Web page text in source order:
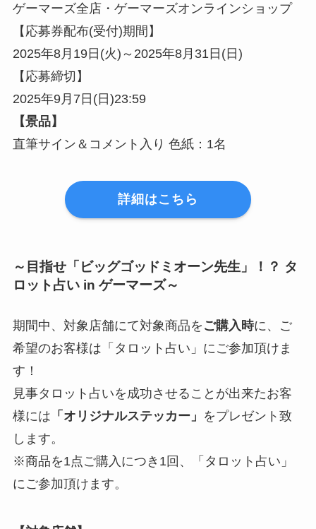
ゲーマーズ全店・ゲーマーズオンラインショップ
【応募券配布(受付)期間】
2025年8月19日(火)～2025年8月31日(日)
【応募締切】
2025年9月7日(日)23:59
【景品】
直筆サイン＆コメント入り 色紙：1名
詳細はこちら
～目指せ「ビッグゴッドミオーン先生」！？ タ
ロット占い in ゲーマーズ～
期間中、対象店舗にて対象商品を ご購入時に、ご
希望のお客様は「タロット占い」にご参加頂けま
す！
見事タロット占いを成功させることが出来たお客
様には 「オリジナルステッカー」 をプレゼント致
します。
※商品を1点ご購入につき1回、「タロット占い」
にご参加頂けます。